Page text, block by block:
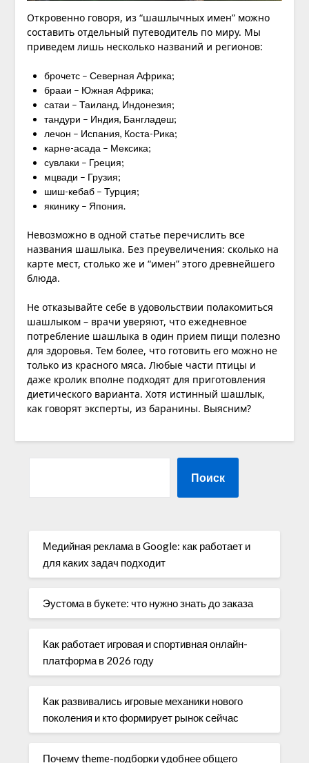
Откровенно говоря, из “шашлычных имен” можно
составить отдельный путеводитель по миру. Мы
приведем лишь несколько названий и регионов:
брочетс – Северная Африка;
брааи – Южная Африка;
сатаи – Таиланд, Индонезия;
тандури – Индия, Бангладеш;
лечон – Испания, Коста-Рика;
карне-асада – Мексика;
сувлаки – Греция;
мцвади – Грузия;
шиш-кебаб – Турция;
якинику – Япония.
Невозможно в одной статье перечислить все
названия шашлыка. Без преувеличения: сколько на
карте мест, столько же и “имен” этого древнейшего
блюда.
Не отказывайте себе в удовольствии полакомиться
шашлыком – врачи уверяют, что ежедневное
потребление шашлыка в один прием пищи полезно
для здоровья. Тем более, что готовить его можно не
только из красного мяса. Любые части птицы и
даже кролик вполне подходят для приготовления
диетического варианта. Хотя истинный шашлык,
как говорят эксперты, из баранины. Выясним?
Поиск
Медийная реклама в Google: как работает и
для каких задач подходит
Эустома в букете: что нужно знать до заказа
Как работает игровая и спортивная онлайн-
платформа в 2026 году
Как развивались игровые механики нового
поколения и кто формирует рынок сейчас
Почему theme-подборки удобнее общего